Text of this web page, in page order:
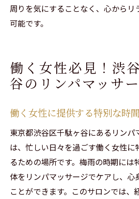
周りを気にすることなく、心からリ
可能です。
働く女性必見！渋
谷のリンパマッサ
働く女性に提供する特別な時間
東京都渋谷区千駄ヶ谷にあるリンパ
は、忙しい日々を過ごす働く女性に
るための場所です。梅雨の時期には
体をリンパマッサージでケアし、心
ことができます。このサロンでは、